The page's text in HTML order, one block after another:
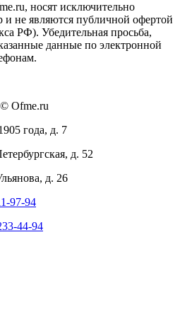
носят исключительно
не являются публичной офертой
РФ). Убедительная просьба,
данные по электронной
Ofme.ru
года, д. 7
д. 52
д. 26
97-94
44-94